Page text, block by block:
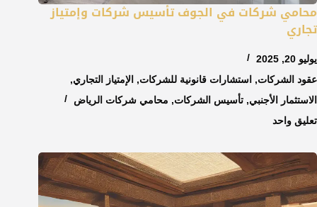
محامي شركات في الجوف تأسيس شركات وإمتياز
تجاري
يوليو 20, 2025
عقود الشركات, استشارات قانونية للشركات, الإمتياز التجاري,
الاستثمار الأجنبي, تأسيس الشركات, محامي شركات الرياض
تعليق واحد